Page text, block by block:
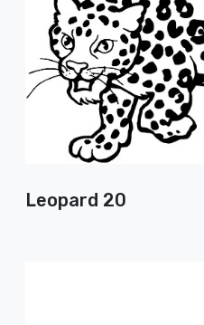
Leopard 20